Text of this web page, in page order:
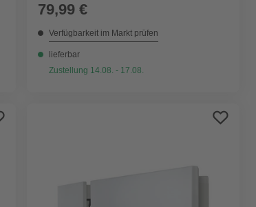
79,99 €
Verfügbarkeit im Markt prüfen
lieferbar
Zustellung 14.08. - 17.08.